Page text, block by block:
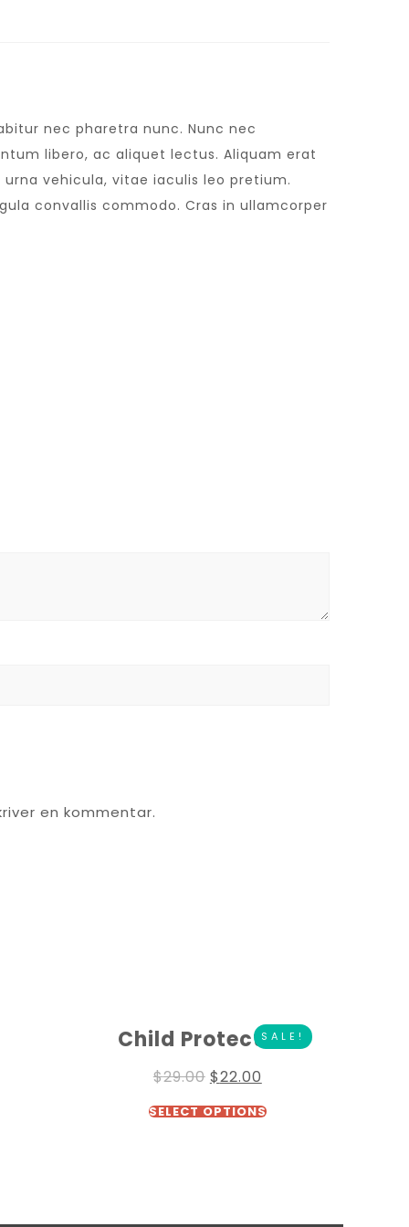
nec pharetra nunc. Nunc nec
libero, ac aliquet lectus. Aliquam erat
vehicula, vitae iaculis leo pretium.
convallis commodo. Cras in ullamcorper
en kommentar.
SALE!
Child Protection
$29.00 $22.00
SELECT OPTIONS